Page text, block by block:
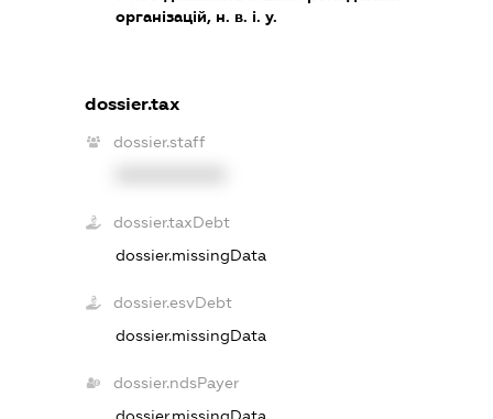
організацій, н. в. і. у.
dossier.tax
dossier.staff
dossier.taxDebt
dossier.missingData
dossier.esvDebt
dossier.missingData
dossier.ndsPayer